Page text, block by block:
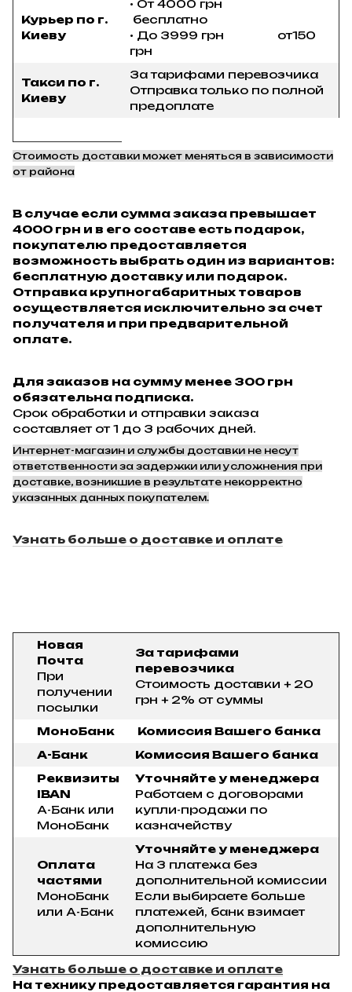
Курьер по г.
Киеву
• От 4000 грн
бесплатно
• До 3999 грн от150
грн
Такси по г.
Киеву
За тарифами перевозчика
Отправка только по полной
предоплате
Стоимость доставки может меняться в зависимости
от района
В случае если сумма заказа превышает
4000 грн и в его составе есть подарок,
покупателю предоставляется
возможность выбрать один из вариантов:
бесплатную доставку или подарок.
Отправка крупногабаритных товаров
осуществляется исключительно за счет
получателя и при предварительной
оплате.
Для заказов на сумму менее 300 грн
обязательна подписка.
Срок обработки и отправки заказа
составляет от 1 до 3 рабочих дней.
Интернет-магазин и службы доставки не несут
ответственности за задержки или усложнения при
доставке, возникшие в результате некорректно
указанных данных покупателем.
Узнать больше о доставке и оплате
Новая
Почта
При
получении
посылки
За тарифами
перевозчика
Стоимость доставки + 20
грн + 2% от суммы
МоноБанк
Комиссия Вашего банка
А-Банк
Комиссия Вашего банка
Реквизиты
IBAN
А-Банк или
МоноБанк
Уточняйте у менеджера
Работаем с договорами
купли-продажи по
казначейству
Оплата
частями
МоноБанк
или А-Банк
Уточняйте у менеджера
На 3 платежа без
дополнительной комиссии
Если выбираете больше
платежей, банк взимает
дополнительную
комиссию
Узнать больше о доставке и оплате
На технику предоставляется гарантия на